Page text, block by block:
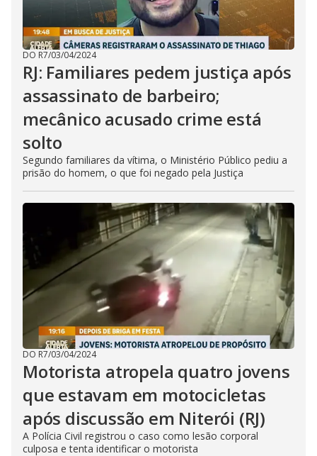
DO R7/03/04/2024
RJ: Familiares pedem justiça após
assassinato de barbeiro;
mecânico acusado crime está
solto
Segundo familiares da vítima, o Ministério Público pediu a
prisão do homem, o que foi negado pela Justiça
DO R7/03/04/2024
Motorista atropela quatro jovens
que estavam em motocicletas
após discussão em Niterói (RJ)
A Polícia Civil registrou o caso como lesão corporal
culposa e tenta identificar o motorista